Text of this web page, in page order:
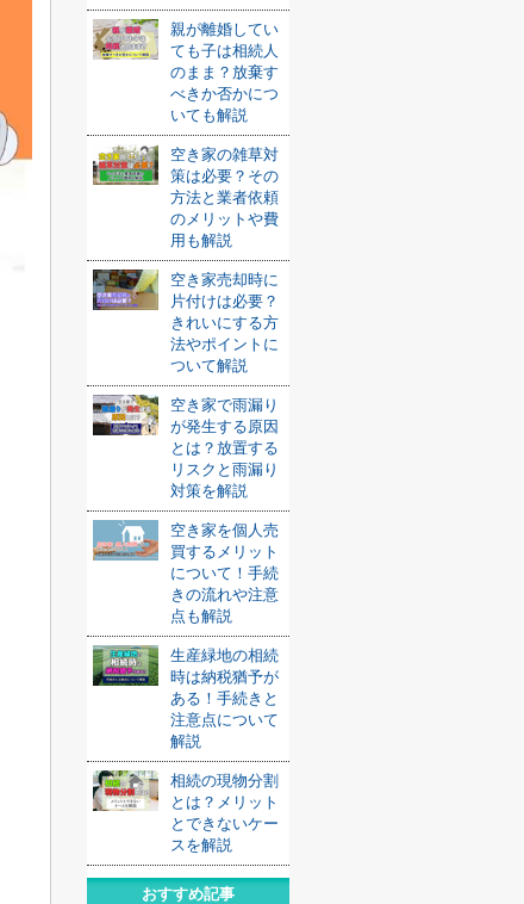
親が離婚してい
ても子は相続人
のまま？放棄す
べきか否かにつ
いても解説
空き家の雑草対
策は必要？その
方法と業者依頼
のメリットや費
用も解説
空き家売却時に
片付けは必要？
きれいにする方
法やポイントに
ついて解説
空き家で雨漏り
が発生する原因
とは？放置する
リスクと雨漏り
対策を解説
空き家を個人売
買するメリット
について！手続
きの流れや注意
点も解説
生産緑地の相続
時は納税猶予が
ある！手続きと
注意点について
解説
相続の現物分割
とは？メリット
とできないケー
スを解説
おすすめ記事